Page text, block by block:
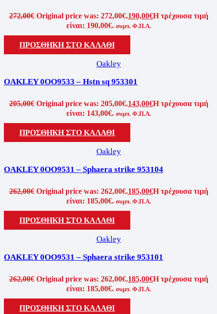
272,00€ Original price was: 272,00€.190,00€Η τρέχουσα τιμή
είναι: 190,00€. συμπ. Φ.Π.Α.
ΠΡΟΣΘΉΚΗ ΣΤΟ ΚΑΛΆΘΙ
Oakley
OAKLEY 0OO9533 – Hstn sq 953301
205,00€ Original price was: 205,00€.143,00€Η τρέχουσα τιμή
είναι: 143,00€. συμπ. Φ.Π.Α.
ΠΡΟΣΘΉΚΗ ΣΤΟ ΚΑΛΆΘΙ
Oakley
OAKLEY 0OO9531 – Sphaera strike 953104
262,00€ Original price was: 262,00€.185,00€Η τρέχουσα τιμή
είναι: 185,00€. συμπ. Φ.Π.Α.
ΠΡΟΣΘΉΚΗ ΣΤΟ ΚΑΛΆΘΙ
Oakley
OAKLEY 0OO9531 – Sphaera strike 953101
262,00€ Original price was: 262,00€.185,00€Η τρέχουσα τιμή
είναι: 185,00€. συμπ. Φ.Π.Α.
ΠΡΟΣΘΉΚΗ ΣΤΟ ΚΑΛΆΘΙ